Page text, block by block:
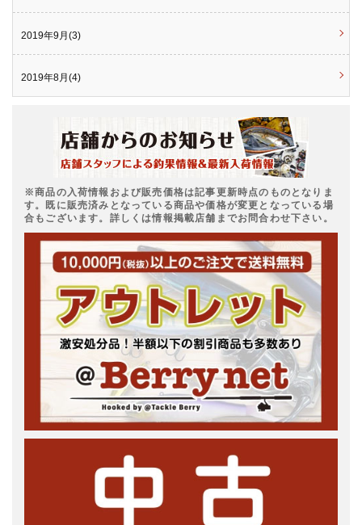
2019年9月(3)
2019年8月(4)
※商品の入荷情報および販売価格は記事更新時点のものとなりま
す。既に販売済みとなっている商品や価格が変更となっている場
合もございます。詳しくは情報掲載店舗までお問合わせ下さい。